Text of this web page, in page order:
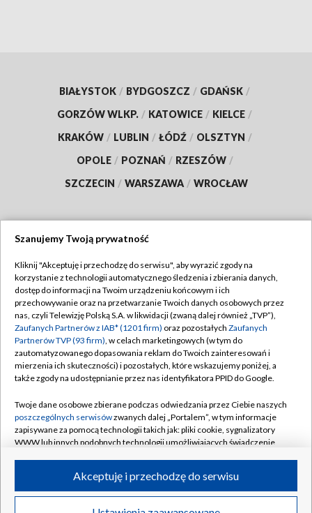
BIAŁYSTOK / BYDGOSZCZ / GDAŃSK /
GORZÓW WLKP. / KATOWICE / KIELCE /
KRAKÓW / LUBLIN / ŁÓDŹ / OLSZTYN /
OPOLE / POZNAŃ / RZESZÓW /
SZCZECIN / WARSZAWA / WROCŁAW
TVP
Abonament TVP
Emisja w TVP
Centrum informacji TVP
Naziemna Telewizja Cyfrowa
Rada Programowa
System NOS
Informacje o nadawcy
Program dla prasy
Regulamin TVP
Polityka prywatności
Moje zgody
Pomoc
Kontakt
Kanały
©2026 Telewizja Polska S.A. w likwidacji
Szanujemy Twoją prywatność
Kliknij "Akceptuję i przechodzę do serwisu", aby wyrazić zgody na
korzystanie z technologii automatycznego śledzenia i zbierania danych,
dostęp do informacji na Twoim urządzeniu końcowym i ich
przechowywanie oraz na przetwarzanie Twoich danych osobowych przez
nas, czyli Telewizję Polską S.A. w likwidacji (zwaną dalej również „TVP”),
Zaufanych Partnerów z IAB* (1201 firm) oraz pozostałych Zaufanych
Partnerów TVP (93 firm), w celach marketingowych (w tym do
zautomatyzowanego dopasowania reklam do Twoich zainteresowań i
mierzenia ich skuteczności) i pozostałych, które wskazujemy poniżej, a
także zgody na udostępnianie przez nas identyfikatora PPID do Google.
Twoje dane osobowe zbierane podczas odwiedzania przez Ciebie naszych
poszczególnych serwisówzwanych dalej „Portalem”, w tym informacje
zapisywane za pomocą technologii takich jak: pliki cookie, sygnalizatory
WWW lub innych podobnych technologii umożliwiających świadczenie
ruchu w Internecie.
Twoje dane osobowe zbierane podczas odwiedzania przez Ciebie
Akceptuję i przechodzę do serwisu